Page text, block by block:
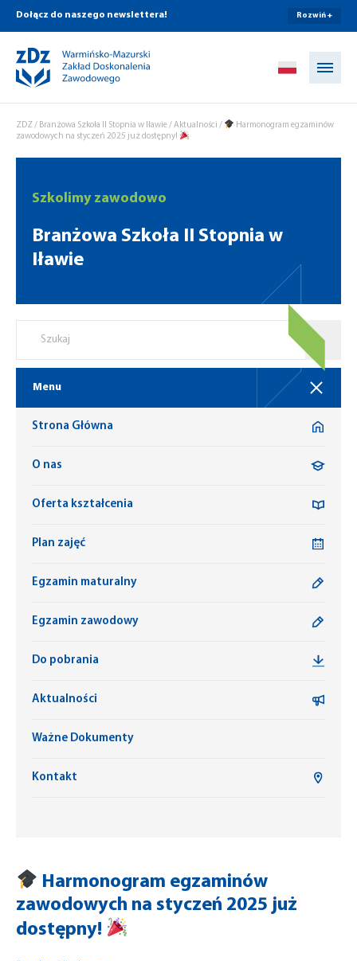
Dołącz do naszego newslettera! Rozwiń +
ZDZ/ Branżowa Szkoła II Stopnia w Iławie/ Aktualności /
Harmonogram egzaminów
zawodowych na styczeń 2025 już dostępny!
Szkolimy zawodowo
Branżowa Szkoła II Stopnia w
Iławie
Menu
Strona Główna
O nas
Oferta kształcenia
Plan zajęć
Egzamin maturalny
Egzamin zawodowy
Do pobrania
Aktualności
Ważne Dokumenty
Kontakt
Harmonogram egzaminów
zawodowych na styczeń 2025 już
dostępny!